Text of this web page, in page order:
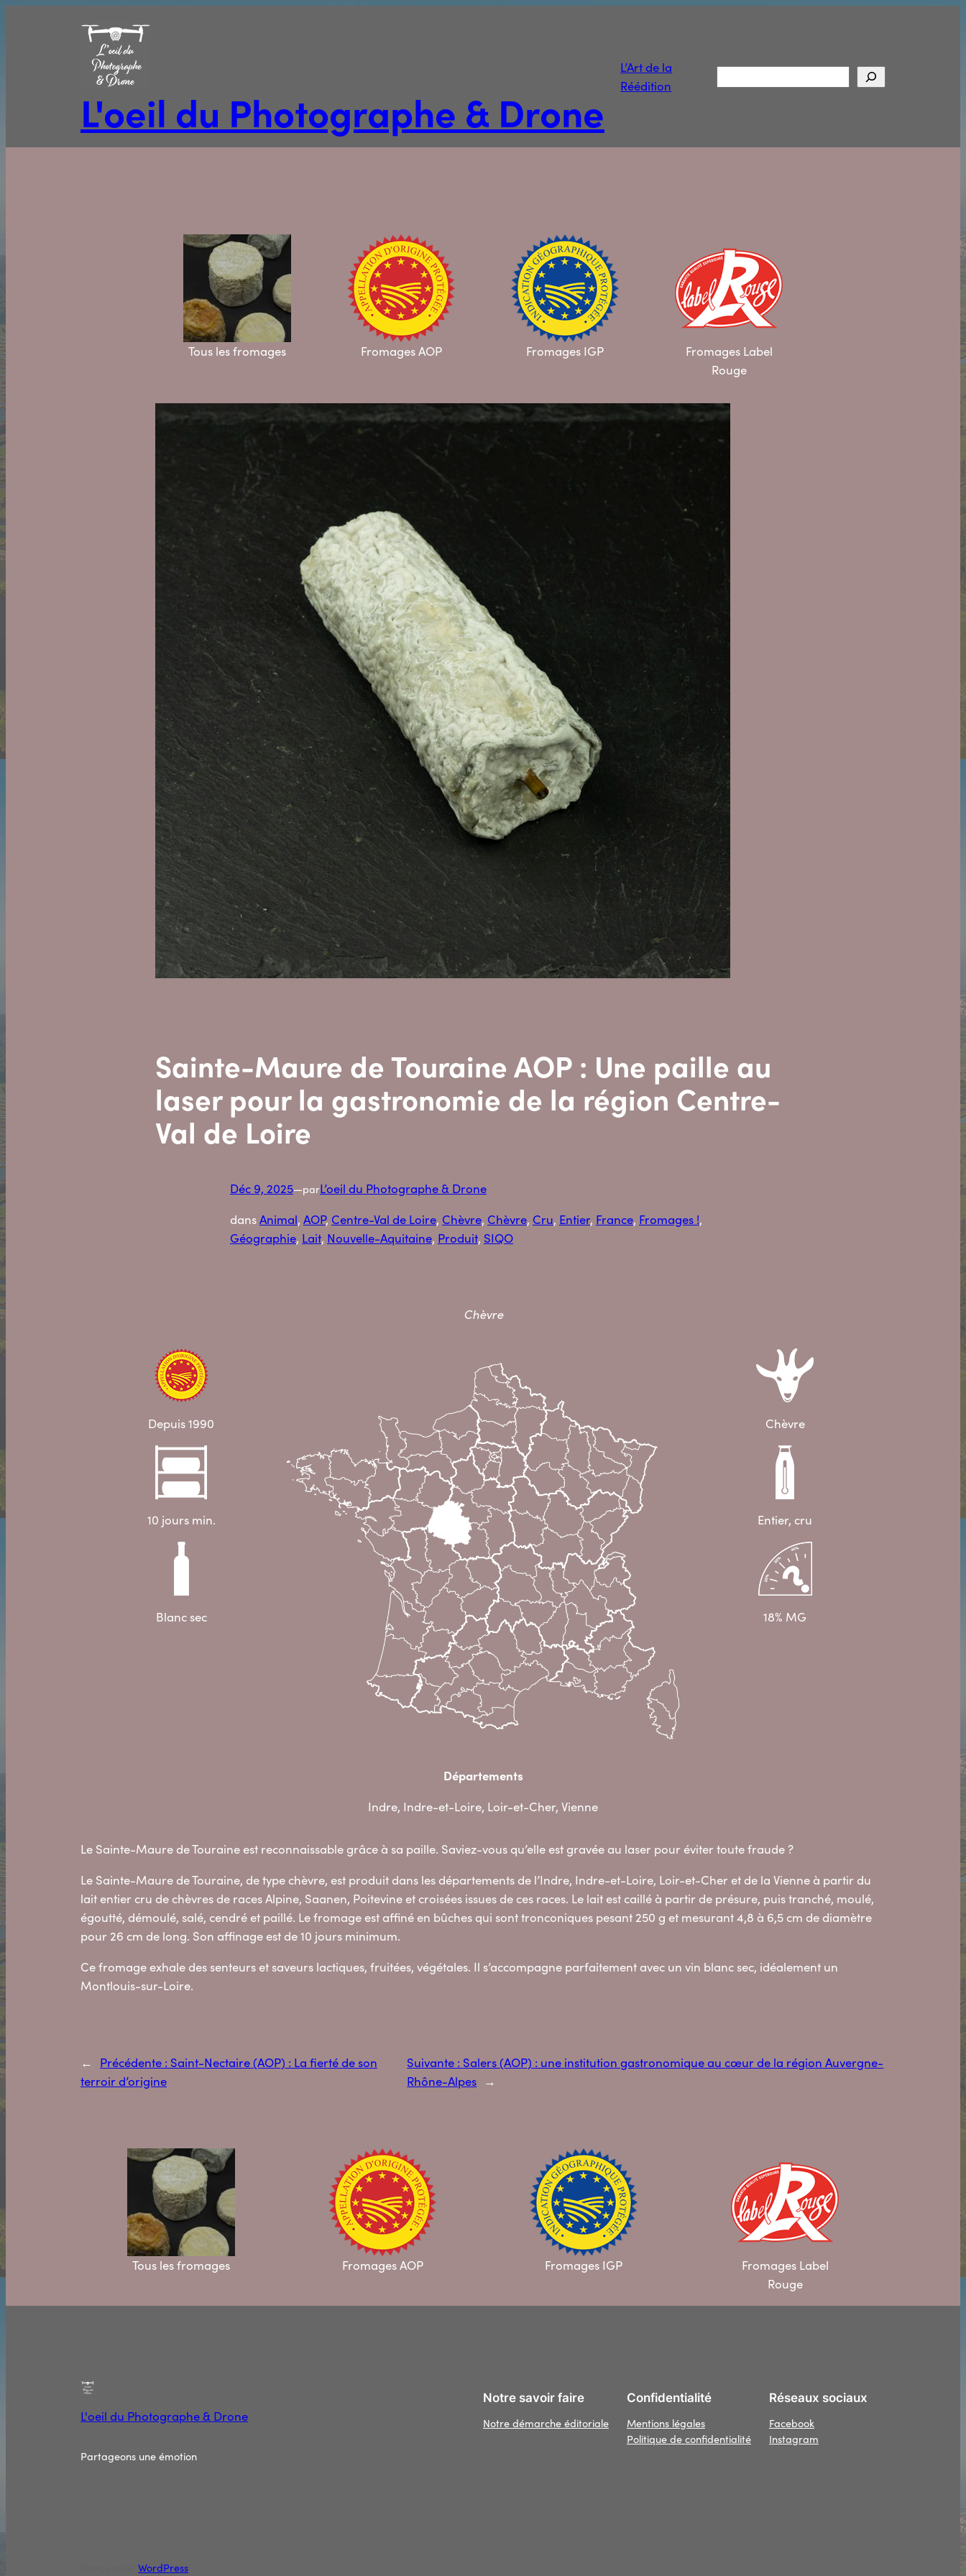
L'oeil du Photographe & Drone
L’Art de la
Réédition
Tous les fromages Fromages AOP Fromages IGP
Fromages Label
Rouge
Sainte-Maure de Touraine AOP : Une paille au
laser pour la gastronomie de la région Centre-
Val de Loire
Déc 9, 2025—parL’oeil du Photographe & Drone
dansAnimal, AOP, Centre-Val de Loire, Chèvre, Chèvre, Cru, Entier, France, Fromages !
Géographie, Lait, Nouvelle-Aquitaine, Produit, SIQO
Chèvre
Depuis 1990
10 jours min.
Blanc sec
Départements
Indre, Indre-et-Loire, Loir-et-Cher, Vienne
Chèvre
Entier, cru
18% MG
Le Sainte-Maure de Touraine est reconnaissable grâce à sa paille. Saviez-vous qu’elle est gravée au laser pour éviter toute fraude ?
Le Sainte-Maure de Touraine, de type chèvre, est produit dans les départements de l’Indre, Indre-et-Loire, Loir-et-Cher et de la Vienne à partir du
lait entier cru de chèvres de races Alpine, Saanen, Poitevine et croisées issues de ces races. Le lait est caillé à partir de présure, puis tranché, moulé,
égoutté, démoulé, salé, cendré et paillé. Le fromage est affiné en bûches qui sont tronconiques pesant 250 g et mesurant 4,8 à 6,5 cm de diamètre
pour 26 cm de long. Son affinage est de 10 jours minimum.
Ce fromage exhale des senteurs et saveurs lactiques, fruitées, végétales. Il s’accompagne parfaitement avec un vin blanc sec, idéalement un
Montlouis-sur-Loire.
← Précédente : Saint-Nectaire (AOP) : La fierté de son
terroir d’origine
Suivante : Salers (AOP) : une institution gastronomique au cœur de la région Auvergne-
Rhône-Alpes →
Tous les fromages Fromages AOP Fromages IGP
Fromages Label
Rouge
L'oeil du Photographe & Drone
Partageons une émotion
Notre savoir faire
Notre démarche éditoriale
Confidentialité
Mentions légales
Politique de confidentialité
Réseaux sociaux
Facebook
Instagram
WordPress